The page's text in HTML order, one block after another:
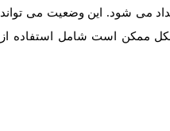
می شود. این وضعیت می تواند
ممکن است شامل استفاده از